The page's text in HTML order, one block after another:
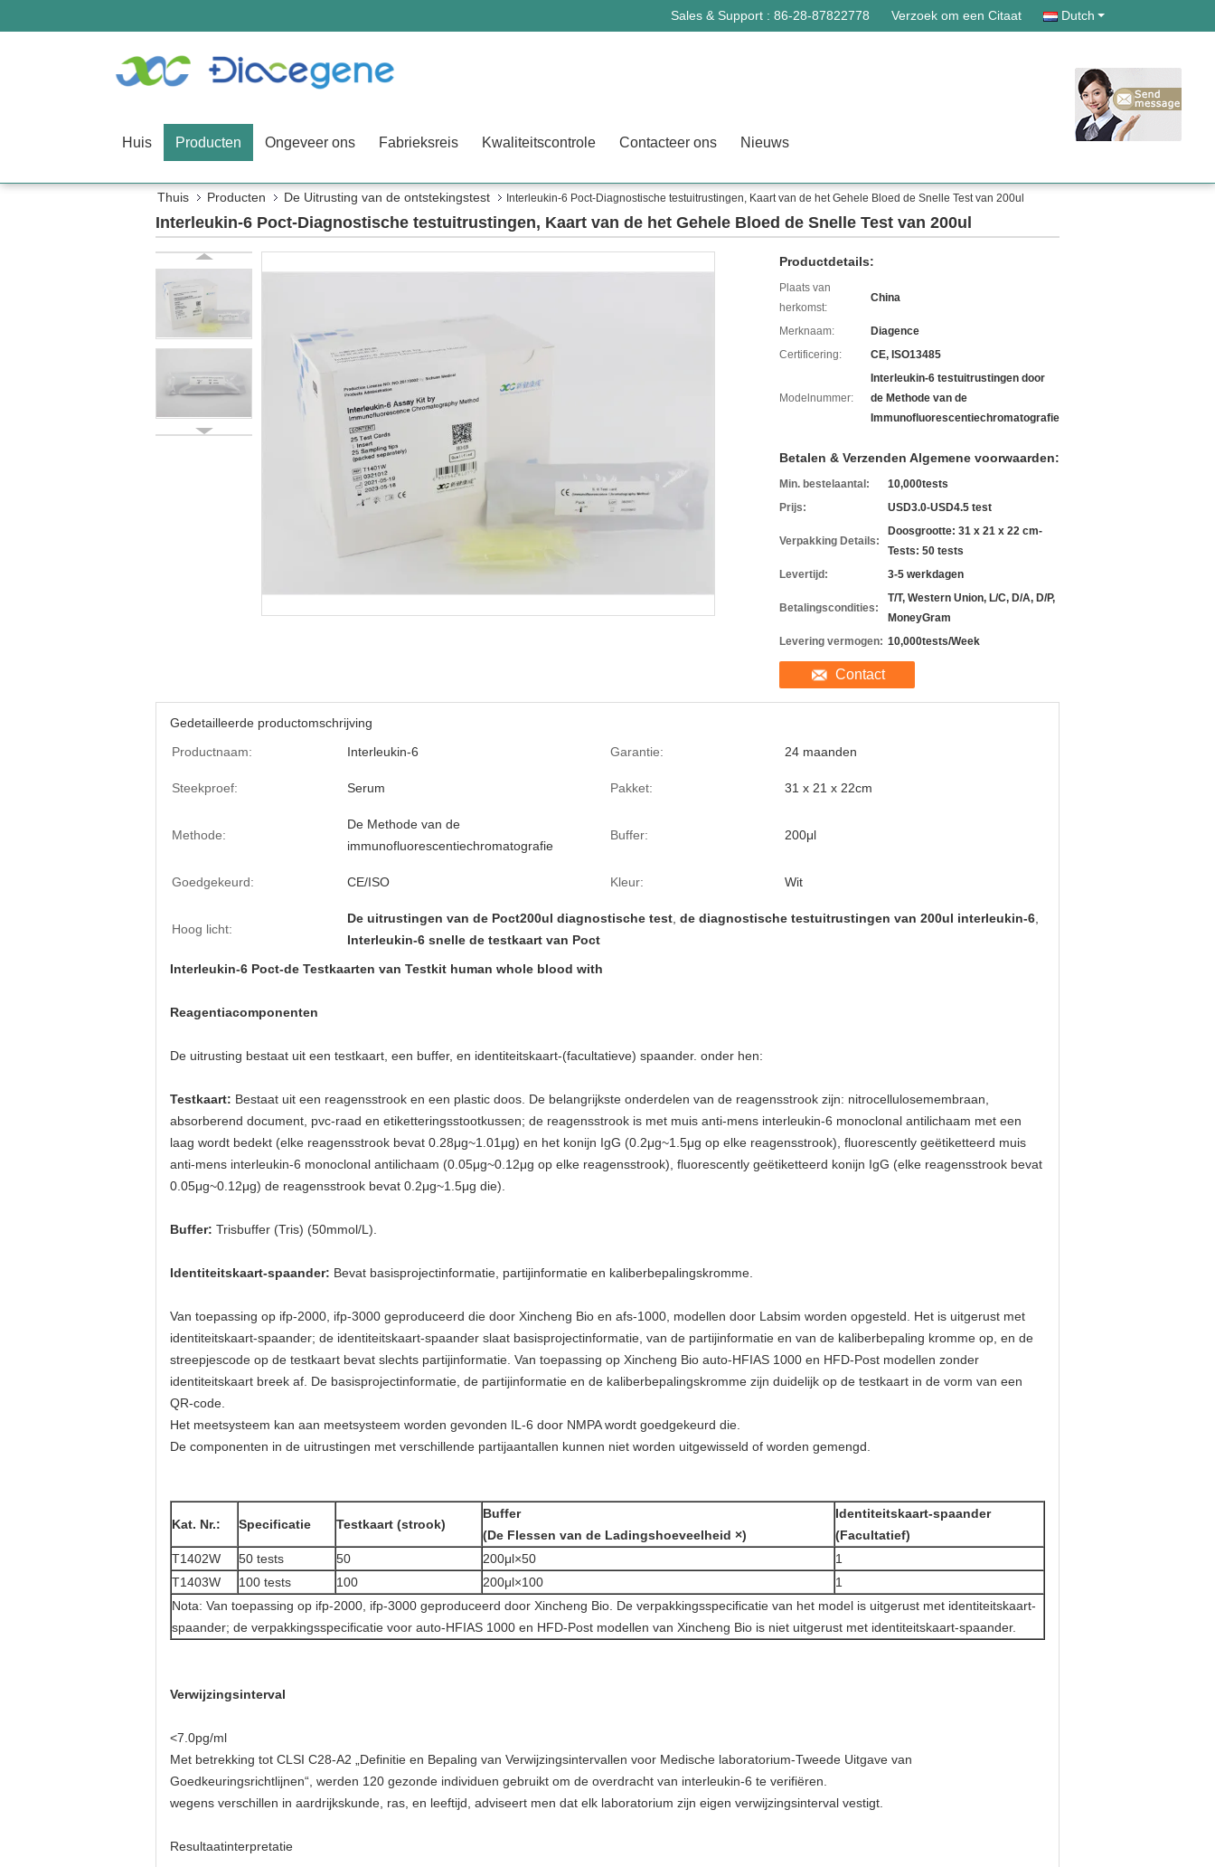
Sales & Support : 86-28-87822778 Verzoek om een Citaat Dutch
Huis Producten Ongeveer ons Fabrieksreis Kwaliteitscontrole Contacteer ons Nieuws
Thuis Producten De Uitrusting van de ontstekingstest Interleukin-6 Poct-Diagnostische testuitrustingen, Kaart van de het Gehele Bloed de Snelle Test van 200ul
Interleukin-6 Poct-Diagnostische testuitrustingen, Kaart van de het Gehele Bloed de Snelle Test van 200ul
Productdetails:
Plaats van
herkomst:
China
Merknaam:
Diagence
Certificering:
CE, ISO13485
Modelnummer:
Interleukin-6 testuitrustingen door
de Methode van de
Immunofluorescentiechromatografie
Betalen & Verzenden Algemene voorwaarden:
Min. bestelaantal:
10,000tests
Prijs:
USD3.0-USD4.5 test
Verpakking Details:
Doosgrootte: 31 x 21 x 22 cm-
Tests: 50 tests
Levertijd:
3-5 werkdagen
Betalingscondities:
T/T, Western Union, L/C, D/A, D/P,
MoneyGram
Levering vermogen: 10,000tests/Week
Contact
Gedetailleerde productomschrijving
Productnaam:
Interleukin-6 Garantie: 24 maanden
Steekproef: Serum Pakket: 31 x 21 x 22cm
Methode:
De Methode van de
immunofluorescentiechromatografie
Buffer: 200μl
Goedgekeurd: CE/ISO Kleur: Wit
Hoog licht:
De uitrustingen van de Poct200ul diagnostische test de diagnostische testuitrustingen van 200ul interleukin-6
Interleukin-6 snelle de testkaart van Poct
Interleukin-6 Poct-de Testkaarten van Testkit human whole blood with
Reagentiacomponenten
De uitrusting bestaat uit een testkaart, een buffer, en identiteitskaart-(facultatieve) spaander. onder hen:
Testkaart: Bestaat uit een reagensstrook en een plastic doos. De belangrijkste onderdelen van de reagensstrook zijn: nitrocellulosemembraan,
absorberend document, pvc-raad en etiketteringsstootkussen; de reagensstrook is met muis anti-mens interleukin-6 monoclonal antilichaam met een
laag wordt bedekt (elke reagensstrook bevat 0.28μg~1.01μg) en het konijn IgG (0.2μg~1.5μg op elke reagensstrook), fluorescently geëtiketteerd muis
anti-mens interleukin-6 monoclonal antilichaam (0.05μg~0.12μg op elke reagensstrook), fluorescently geëtiketteerd konijn IgG (elke reagensstrook bevat
0.05μg~0.12μg) de reagensstrook bevat 0.2μg~1.5μg die).
Buffer: Trisbuffer (Tris) (50mmol/L).
Identiteitskaart-spaander: Bevat basisprojectinformatie, partijinformatie en kaliberbepalingskromme.
Van toepassing op ifp-2000, ifp-3000 geproduceerd die door Xincheng Bio en afs-1000, modellen door Labsim worden opgesteld. Het is uitgerust met
identiteitskaart-spaander; de identiteitskaart-spaander slaat basisprojectinformatie, van de partijinformatie en van de kaliberbepaling kromme op, en de
streepjescode op de testkaart bevat slechts partijinformatie. Van toepassing op Xincheng Bio auto-HFIAS 1000 en HFD-Post modellen zonder
identiteitskaart breek af. De basisprojectinformatie, de partijinformatie en de kaliberbepalingskromme zijn duidelijk op de testkaart in de vorm van een
QR-code.
Het meetsysteem kan aan meetsysteem worden gevonden IL-6 door NMPA wordt goedgekeurd die.
De componenten in de uitrustingen met verschillende partijaantallen kunnen niet worden uitgewisseld of worden gemengd.
Kat. Nr.: Specificatie Testkaart (strook)
Buffer
(De Flessen van de Ladingshoeveelheid ×)
Identiteitskaart-spaander
(Facultatief)
T1402W
50 tests 50 200μl×50
1
T1403W
100 tests 100 200μl×100
1
Nota: Van toepassing op ifp-2000, ifp-3000 geproduceerd door Xincheng Bio. De verpakkingsspecificatie van het model is uitgerust met identiteitskaart-
spaander; de verpakkingsspecificatie voor auto-HFIAS 1000 en HFD-Post modellen van Xincheng Bio is niet uitgerust met identiteitskaart-spaander.
Verwijzingsinterval
<7.0pg/ml
Met betrekking tot CLSI C28-A2 „Definitie en Bepaling van Verwijzingsintervallen voor Medische laboratorium-Tweede Uitgave van
Goedkeuringsrichtlijnen“, werden 120 gezonde individuen gebruikt om de overdracht van interleukin-6 te verifiëren.
wegens verschillen in aardrijkskunde, ras, en leeftijd, adviseert men dat elk laboratorium zijn eigen verwijzingsinterval vestigt.
Resultaatinterpretatie